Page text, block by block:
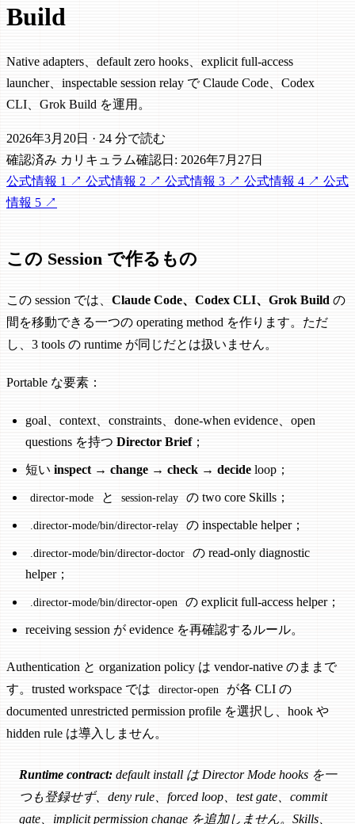
Build
Native adapters、default zero hooks、explicit full-access
launcher、inspectable session relay で Claude Code、Codex
CLI、Grok Build を運用。
2026年3月20日 · 24 分で読む
確認済み カリキュラム確認日: 2026年7月27日
公式情報 1 ↗ 公式情報 2 ↗ 公式情報 3 ↗ 公式情報 4 ↗ 公式
情報 5 ↗
この Session で作るもの
この session では、 Claude Code、Codex CLI、Grok Build の
間を移動できる一つの operating method を作ります。ただ
し、3 tools の runtime が同じだとは扱いません。
Portable な要素：
goal、context、constraints、done-when evidence、open
questions を持つ Director Brief；
短い inspect → change → check → decide loop；
director-mode と session-relay の two core Skills；
.director-mode/bin/director-relay の inspectable helper；
.director-mode/bin/director-doctor
の read-only diagnostic
helper；
.director-mode/bin/director-open の explicit full-access helper；
receiving session が evidence を再確認するルール。
Authentication と organization policy は vendor-native のままで
す。trusted workspace では
director-open
が各 CLI の
documented unrestricted permission profile を選択し、hook や
hidden rule は導入しません。
Runtime contract: default install は Director Mode hooks を一
つも登録せず、deny rule、forced loop、test gate、commit
gate、implicit permission change を追加しません。Skills、